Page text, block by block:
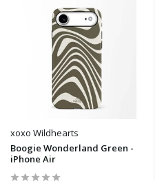
xoxo Wildhearts
Boogie Wonderland Green -
iPhone Air